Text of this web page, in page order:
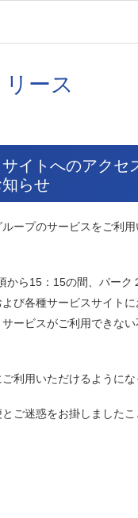
ース
サイトへのアクセ
らせ
ープのサービスをご利
から15：15の間、パーク
び各種サービスサイト
ービスがご利用できな
利用いただけるようにな
ご迷惑をお掛しました